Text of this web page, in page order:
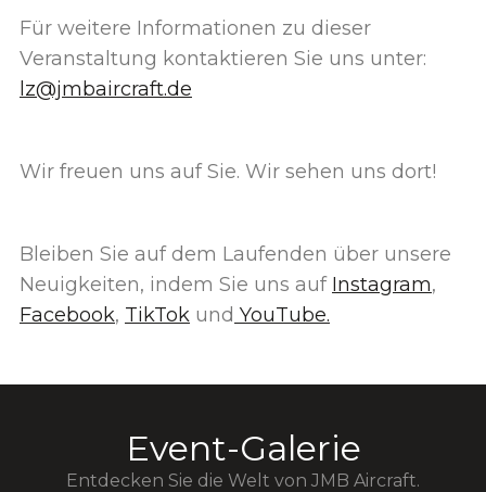
Für weitere Informationen zu dieser
Veranstaltung kontaktieren Sie uns unter:
lz@jmbaircraft.de
Wir freuen uns auf Sie. Wir sehen uns dort!
Bleiben Sie auf dem Laufenden über unsere
Neuigkeiten, indem Sie uns auf Instagram,
Facebook, TikTok und YouTube.
Event-Galerie
Entdecken Sie die Welt von JMB Aircraft.